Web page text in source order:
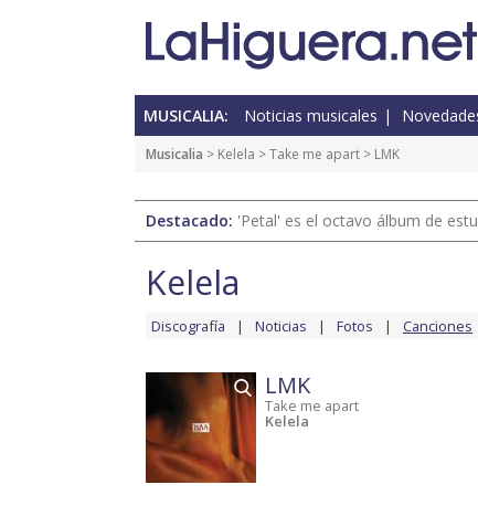
MUSICALIA: Noticias musicales
Musicalia > Kelela >Take me apart > LMK
Destacado: 'Petal' es el octavo álbum de
Kelela
Discografía Noticias Fotos Canciones
LMK
Take me apart
Kelela